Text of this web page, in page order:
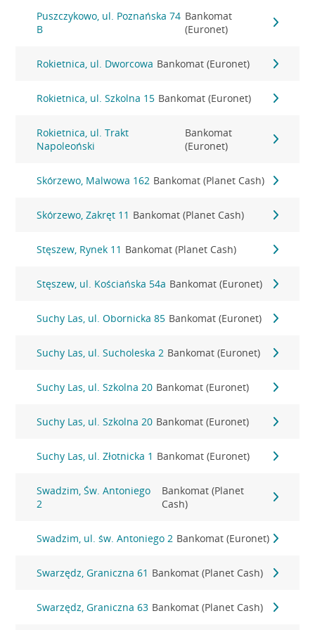
Puszczykowo, ul. Poznańska 74
B
Bankomat
(Euronet)
Rokietnica, ul. Dworcowa Bankomat (Euronet)
Rokietnica, ul. Szkolna 15 Bankomat (Euronet)
Rokietnica, ul. Trakt
Napoleoński
Bankomat
(Euronet)
Skórzewo, Malwowa 162 Bankomat (Planet Cash)
Skórzewo, Zakręt 11 Bankomat (Planet Cash)
Stęszew, Rynek 11 Bankomat (Planet Cash)
Stęszew, ul. Kościańska 54a Bankomat (Euronet)
Suchy Las, ul. Obornicka 85 Bankomat (Euronet)
Suchy Las, ul. Sucholeska 2 Bankomat (Euronet)
Suchy Las, ul. Szkolna 20 Bankomat (Euronet)
Suchy Las, ul. Szkolna 20 Bankomat (Euronet)
Suchy Las, ul. Złotnicka 1 Bankomat (Euronet)
Swadzim, Św. Antoniego
2
Bankomat (Planet
Cash)
Swadzim, ul. św. Antoniego 2 Bankomat (Euronet)
Swarzędz, Graniczna 61 Bankomat (Planet Cash)
Swarzędz, Graniczna 63 Bankomat (Planet Cash)